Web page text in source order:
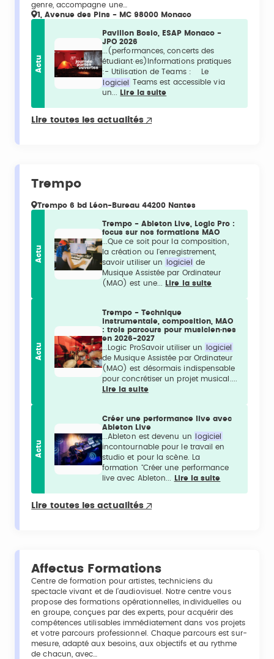
genre, accompagne une…
1, Avenue des Pins - MC 98000 Monaco
Actu
Pavillon Bosio, ESAP Monaco -
JPO 2026
...(performances, concerts des
étudiant·es)Informations pratiques
:- Utilisation de Teams : Le
logiciel Teams est accessible via
un...
Lire la suite
Lire toutes les actualités
Trempo
Trempo 6 bd Léon-Bureau 44200 Nantes
Actu
Trempo - Ableton Live, Logic Pro :
focus sur nos formations MAO
...Que ce soit pour la composition,
la création ou l'enregistrement,
savoir utiliser un
logiciel
de
Musique Assistée par Ordinateur
(MAO) est une...
Lire la suite
Actu
Trempo - Technique
instrumentale, composition, MAO
: trois parcours pour musicien·nes
en 2026-2027
...Logic ProSavoir utiliser un
logiciel
de Musique Assistée par Ordinateur
(MAO) est désormais indispensable
pour concrétiser un projet musical....
Lire la suite
Actu
Créer une performance live avec
Ableton Live
...Ableton est devenu un
logiciel
incontournable pour le travail en
studio et pour la scène. La
formation "Créer une performance
live avec Ableton...
Lire la suite
Lire toutes les actualités
Affectus Formations
Centre de formation pour artistes, techniciens du
spectacle vivant et de l’audiovisuel. Notre centre vous
propose des formations opérationnelles, individuelles ou
en groupe, conçues par des experts, pour acquérir des
compétences utilisables immédiatement dans vos projets
et votre parcours professionnel. Chaque parcours est sur-
mesure, adapté aux besoins, aux objectifs et au rythme
de chacun, avec…